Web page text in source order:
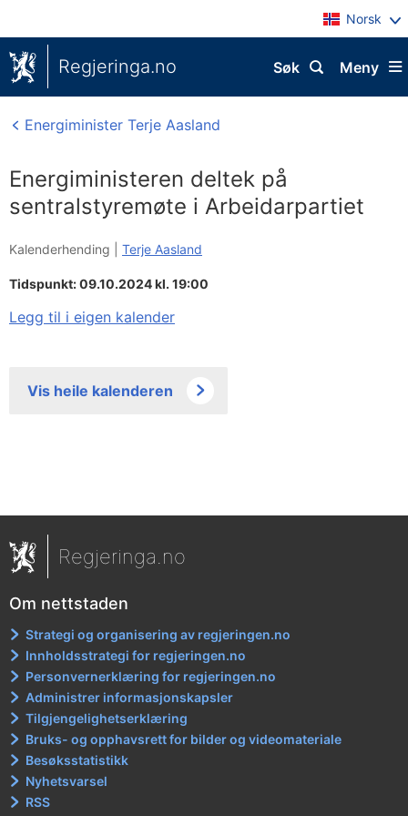
Norsk
Regjeringa.no Meny
Søk
Energiminister Terje Aasland
Energiministeren deltek på
sentralstyremøte i Arbeidarpartiet
Kalenderhending | Terje Aasland
Tidspunkt: 09.10.2024 kl. 19:00
Legg til i eigen kalender
Vis heile kalenderen
Regjeringa.no
Om nettstaden
Strategi og organisering av regjeringen.no
Innholdsstrategi for regjeringen.no
Personvernerklæring for regjeringen.no
Administrer informasjonskapsler
Tilgjengelighetserklæring
Bruks- og opphavsrett for bilder og videomateriale
Besøksstatistikk
Nyhetsvarsel
RSS